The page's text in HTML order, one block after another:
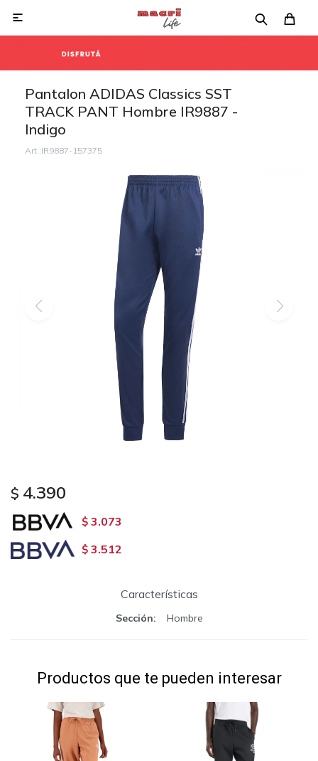

Pantalon ADIDAS Classics SST
TRACK PANT Hombre IR9887 -
Indigo
IR9887-157375
$ 4.390
$ 3.073
$ 3.512
Características
Sección Hombre
Productos que te pueden interesar